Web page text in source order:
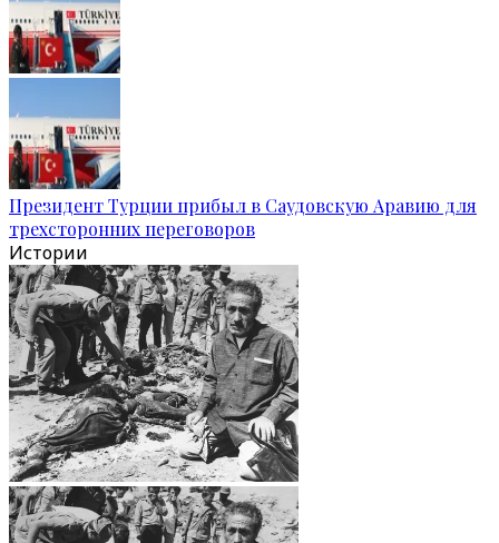
Президент Турции прибыл в Саудовскую Аравию для
трехсторонних переговоров
Истории